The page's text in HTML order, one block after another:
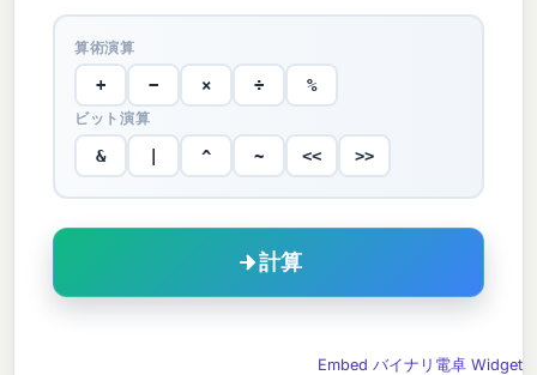
算術演算
+ − × ÷ %
ビット演算
& | ^ ~ << >>
計算
Embed バイナリ電卓 Widget